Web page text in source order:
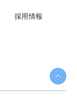
採用情報